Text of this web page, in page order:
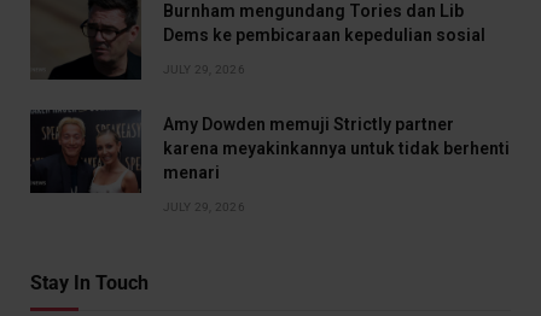
Burnham mengundang Tories dan Lib
Dems ke pembicaraan kepedulian sosial
JULY 29, 2026
Amy Dowden memuji Strictly partner
karena meyakinkannya untuk tidak berhenti
menari
JULY 29, 2026
Stay In Touch